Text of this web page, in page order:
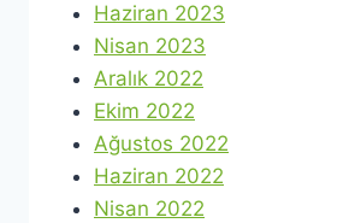
Haziran 2023
Nisan 2023
Aralık 2022
Ekim 2022
Ağustos 2022
Haziran 2022
Nisan 2022